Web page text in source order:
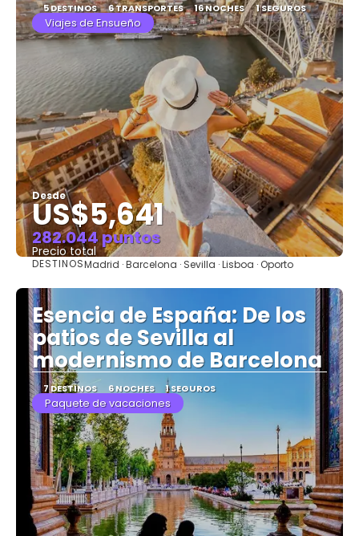
5 DESTINOS 6 TRANSPORTES 16 NOCHES 1 SEGUROS
Viajes de Ensueño
Desde
US$5,641
282.044 puntos
Precio total
Ver
DESTINOSMadrid · Barcelona · Sevilla · Lisboa · Oporto
Esencia de España: De los
patios de Sevilla al
modernismo de Barcelona
7 DESTINOS 6 NOCHES 1 SEGUROS
Paquete de vacaciones